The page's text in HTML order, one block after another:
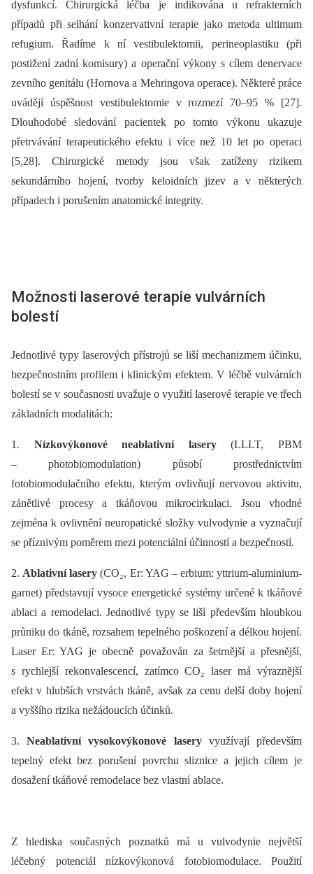
dysfunkcí. Chirurgická léčba je indikována u refrakterních
případů při selhání konzervativní terapie jako metoda ultimum
refugium. Řadíme k ní vestibulektomii, perineoplastiku (při
postižení zadní komisury) a operační výkony s cílem denervace
zevního genitálu (Hornova a Mehringova operace). Některé práce
uvádějí úspěšnost vestibulektomie v rozmezí 70–95 % [27].
Dlouhodobé sledování pacientek po tomto výkonu ukazuje
přetrvávání terapeutického efektu i více než 10 let po operaci
[5,28]. Chirurgické metody jsou však zatíženy rizikem
sekundárního hojení, tvorby keloidních jizev a v některých
případech i porušením anatomické integrity.
Možnosti laserové terapie vulvárních
bolestí
Jednotlivé typy laserových přístrojů se liší mechanizmem účinku,
bezpečnostním profilem i klinickým efektem. V léčbě vulvárních
bolestí se v současnosti uvažuje o využití laserové terapie ve třech
základních modalitách:
1. Nízkovýkonové neablativní lasery(LLLT, PBM
–⁠ photobiomodulation) působí prostřednictvím
fotobiomodulačního efektu, kterým ovlivňují nervovou aktivitu,
zánětlivé procesy a tkáňovou mikrocirkulaci. Jsou vhodné
zejména k ovlivnění neuropatické složky vulvodynie a vyznačují
se příznivým poměrem mezi potenciální účinností a bezpečností.
2. Ablativní lasery (CO₂, Er: YAG –⁠ erbium: yttrium-aluminium-
garnet) představují vysoce energetické systémy určené k tkáňové
ablaci a remodelaci. Jednotlivé typy se liší především hloubkou
průniku do tkáně, rozsahem tepelného poškození a délkou hojení.
Laser Er: YAG je obecně považován za šetrnější a přesnější,
s rychlejší rekonvalescencí, zatímco CO₂ laser má výraznější
efekt v hlubších vrstvách tkáně, avšak za cenu delší doby hojení
a vyššího rizika nežádoucích účinků.
3.Neablativní vysokovýkonové lasery využívají především
tepelný efekt bez porušení povrchu sliznice a jejich cílem je
dosažení tkáňové remodelace bez vlastní ablace.
Z hlediska současných poznatků má u vulvodynie největší
léčebný potenciál nízkovýkonová fotobiomodulace. Použití